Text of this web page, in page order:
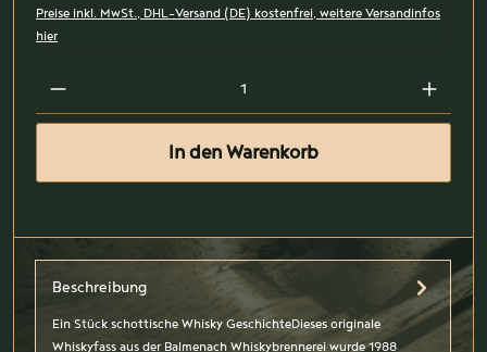
Preise inkl. MwSt., DHL-Versand (DE) kostenfrei, weitere Versandinfos
hier
In den Warenkorb
Beschreibung
Ein Stück schottische Whisky GeschichteDieses originale
Whiskyfass aus der Balmenach Whiskybrennerei wurde 1988